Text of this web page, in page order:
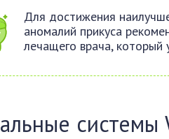
Для достижения
аномалий прикуса
лечащего врача, который
системы